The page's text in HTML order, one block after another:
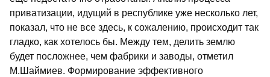
приватизации, идущий в республике уже несколько лет,
показал, что не все здесь, к сожалению, происходит так
гладко, как хотелось бы. Между тем, делить землю
будет посложнее, чем фабрики и заводы, отметил
М.Шаймиев. Формирование эффективного